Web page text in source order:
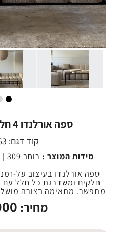
ספה אורלנדו 4 חלק בד ארוג מוקה
קוד דגם:
מידות המוצר : רוחב 309 | עומק 112 | גובה 79 ס"מ
ספה אורלנדו בעיצוב על-
חלקים ומשדרגת כל חלל עם
מתפשר. מתאימה בצורה
מחיר: